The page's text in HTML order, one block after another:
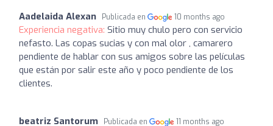
Aadelaida Alexan Publicada en 10 months ago
Experiencia negativa: Sitio muy chulo pero con servicio
nefasto. Las copas sucias y con mal olor , camarero
pendiente de hablar con sus amigos sobre las películas
que están por salir este año y poco pendiente de los
clientes.
beatriz Santorum Publicada en 11 months ago